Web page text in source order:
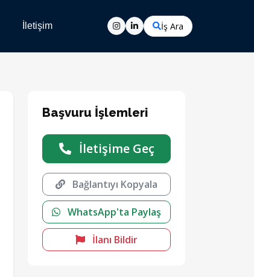
İletişim İş Ara
Başvuru İşlemleri
İletişime Geç
Bağlantıyı Kopyala
WhatsApp'ta Paylaş
İlanı Bildir